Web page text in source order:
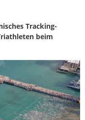
Tracking-
beim